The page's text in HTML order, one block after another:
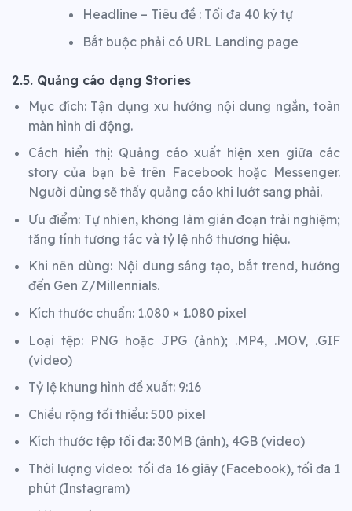
Headline – Tiêu đề : Tối đa 40 ký tự
Bắt buộc phải có URL Landing page
2.5. Quảng cáo dạng Stories
Mục đích: Tận dụng xu hướng nội dung ngắn, toàn
màn hình di động.
Cách hiển thị: Quảng cáo xuất hiện xen giữa các
story của bạn bè trên Facebook hoặc Messenger.
Người dùng sẽ thấy quảng cáo khi lướt sang phải.
Ưu điểm: Tự nhiên, không làm gián đoạn trải nghiệm;
tăng tính tương tác và tỷ lệ nhớ thương hiệu.
Khi nên dùng: Nội dung sáng tạo, bắt trend, hướng
đến Gen Z/Millennials.
Kích thước chuẩn: 1.080 × 1.080 pixel
Loại tệp: PNG hoặc JPG (ảnh); .MP4, .MOV, .GIF
(video)
Tỷ lệ khung hình đề xuất: 9:16
Chiều rộng tối thiểu: 500 pixel
Kích thước tệp tối đa: 30MB (ảnh), 4GB (video)
Thời lượng video: tối đa 16 giây (Facebook), tối đa 1
phút (Instagram)